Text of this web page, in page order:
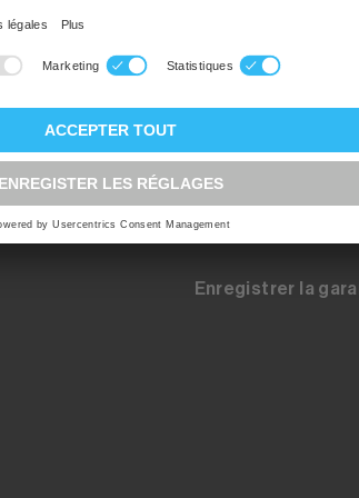
Inscription au
Contact - Pièces
Enregistrer la